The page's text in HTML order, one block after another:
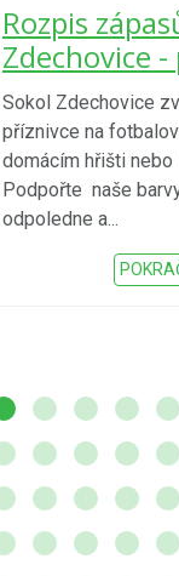
Rozpis
Zdechovice
Sokol Zdechovice
příznivce na
domácím hřišti
Podpořte naše
odpoledne a...